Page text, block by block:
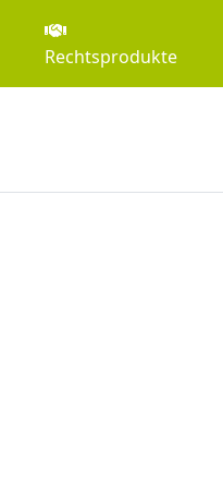
Rechtsprodukte